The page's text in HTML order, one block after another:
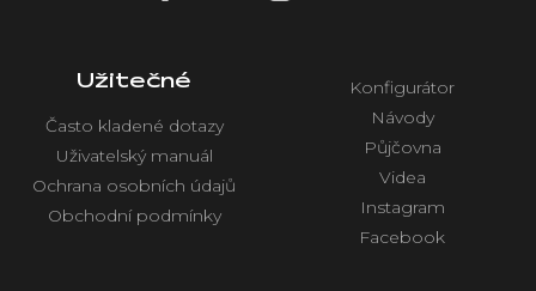
Užitečné
Často kladené dotazy
Uživatelský manuál
Ochrana osobních údajů
Obchodní podmínky
Konfigurátor
Návody
Půjčovna
Videa
Instagram
Facebook